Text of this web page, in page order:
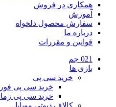
همکاری در فروش
آموزش
سفارش محصول دلخواه
درباره ما
قوانین و مقررات
021 جم
بازی ها
خرید سی پی
خرید سی پی
خرید سی پی
کالاف دیوتی موبایل